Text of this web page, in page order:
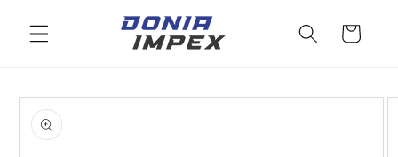
conținut
Cos
informațiile
despre
produs